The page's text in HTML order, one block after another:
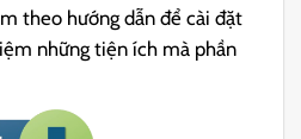
theo hướng dẫn để cài đặt
những tiện ích mà phần